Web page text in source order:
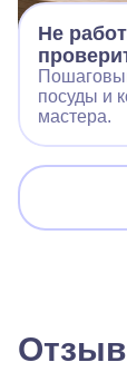
Не
посуды и
мастера.